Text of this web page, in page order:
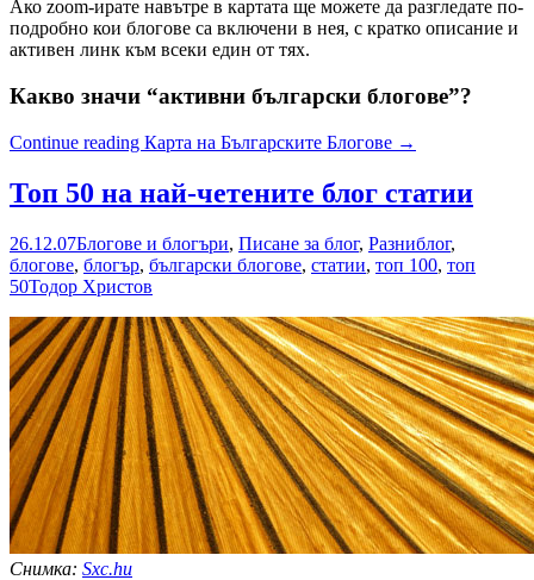
Ако zoom-ирате навътре в картата ще можете да разгледате по-
подробно кои блогове са включени в нея, с кратко описание и
активен линк към всеки един от тях.
Какво значи “активни български блогове”?
Continue reading Карта на Българските Блогове →
Топ 50 на най-четените блог статии
26.12.07Блогове и блогъри, Писане за блог, Разниблог,
блогове, блогър, български блогове, статии, топ 100, топ
50Тодор Христов
Снимка: Sxc.hu